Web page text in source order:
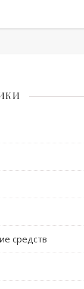
средств